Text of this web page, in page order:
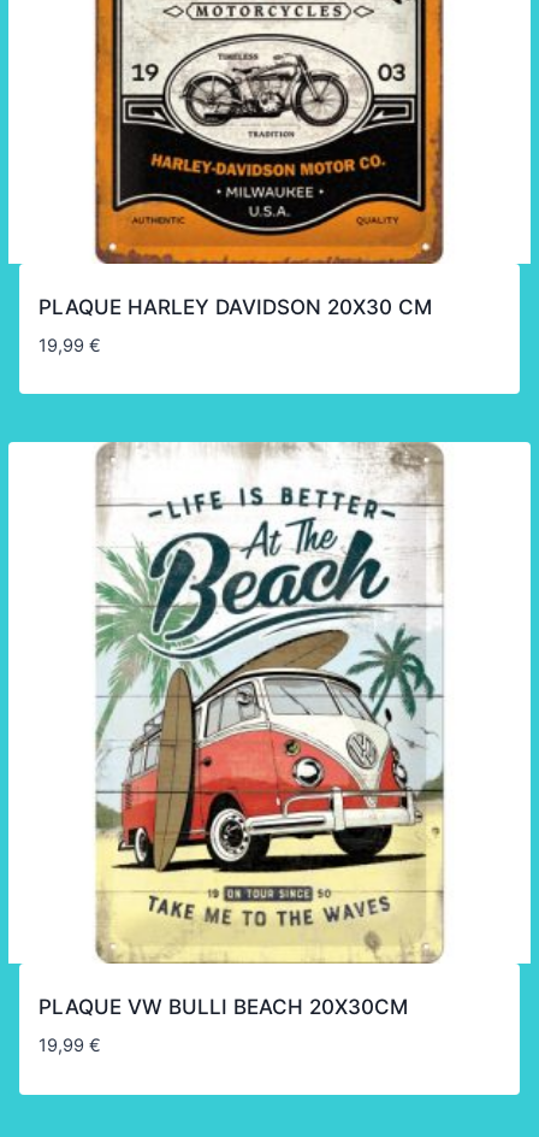
PLAQUE HARLEY DAVIDSON 20X30 CM
19,99 €
PLAQUE VW BULLI BEACH 20X30CM
19,99 €